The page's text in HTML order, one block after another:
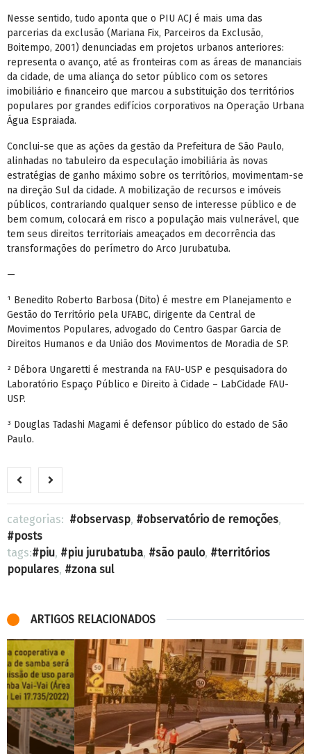
Nesse sentido, tudo aponta que o PIU ACJ é mais uma das
parcerias da exclusão (Mariana Fix, Parceiros da Exclusão,
Boitempo, 2001) denunciadas em projetos urbanos anteriores:
representa o avanço, até as fronteiras com as áreas de mananciais
da cidade, de uma aliança do setor público com os setores
imobiliário e financeiro que marcou a substituição dos territórios
populares por grandes edifícios corporativos na Operação Urbana
Água Espraiada.
Conclui-se que as ações da gestão da Prefeitura de São Paulo,
alinhadas no tabuleiro da especulação imobiliária às novas
estratégias de ganho máximo sobre os territórios, movimentam-se
na direção Sul da cidade. A mobilização de recursos e imóveis
públicos, contrariando qualquer senso de interesse público e de
bem comum, colocará em risco a população mais vulnerável, que
tem seus direitos territoriais ameaçados em decorrência das
transformações do perímetro do Arco Jurubatuba.
—
¹ Benedito Roberto Barbosa (Dito) é mestre em Planejamento e
Gestão do Território pela UFABC, dirigente da Central de
Movimentos Populares, advogado do Centro Gaspar Garcia de
Direitos Humanos e da União dos Movimentos de Moradia de SP.
² Débora Ungaretti é mestranda na FAU-USP e pesquisadora do
Laboratório Espaço Público e Direito à Cidade – LabCidade FAU-
USP.
³ Douglas Tadashi Magami é defensor público do estado de São
Paulo.
categorias: observasp, observatório de remoções,
posts
tags:
piu, piu jurubatuba, são paulo,
territórios
populares, zona sul
ARTIGOS RELACIONADOS